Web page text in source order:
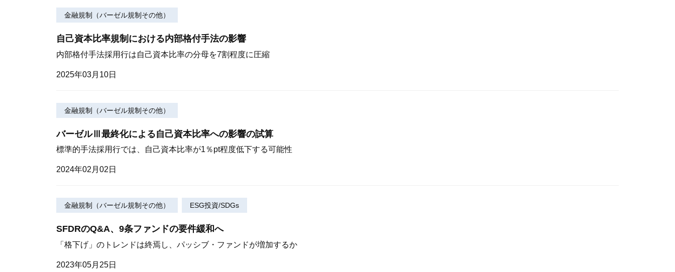
金融規制（バーゼル規制その他）
自己資本比率規制における内部格付手法の影響
内部格付手法採用行は自己資本比率の分母を7割程度に圧縮
2025年03月10日
金融規制（バーゼル規制その他）
バーゼルⅢ最終化による自己資本比率への影響の試算
標準的手法採用行では、自己資本比率が1％pt程度低下する可能性
2024年02月02日
金融規制（バーゼル規制その他） ESG投資/SDGs
SFDRのQ&A、9条ファンドの要件緩和へ
「格下げ」のトレンドは終焉し、パッシブ・ファンドが増加するか
2023年05月25日